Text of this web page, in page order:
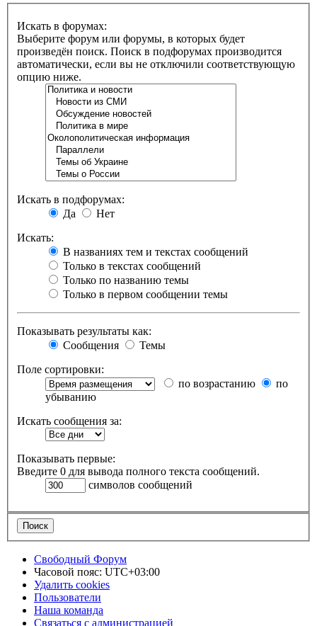
Искать в форумах:
Выберите форум или форумы, в которых будет
произведён поиск. Поиск в подфорумах производится
автоматически, если вы не отключили соответствующую
опцию ниже.
Искать в подфорумах:
Да
Нет
Искать:
В названиях тем и текстах сообщений
Только в текстах сообщений
Только по названию темы
Только в первом сообщении темы
Показывать результаты как:
Сообщения
Темы
Поле сортировки:
по возрастанию
по
убыванию
Искать сообщения за:
Показывать первые:
Введите 0 для вывода полного текста сообщений.
символов сообщений
Свободный Форум
Часовой пояс: UTC+03:00
Удалить cookies
Пользователи
Наша команда
Связаться с администрацией